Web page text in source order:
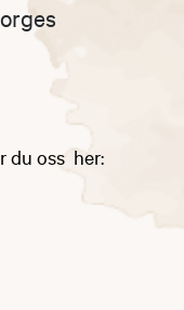
du oss her: